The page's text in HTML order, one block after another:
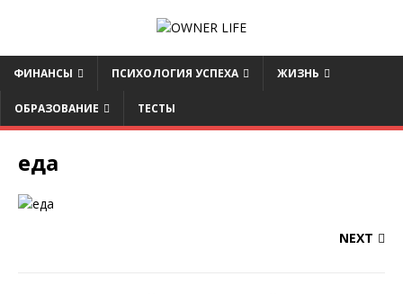
ФИНАНСЫ ПСИХОЛОГИЯ УСПЕХА ЖИЗНЬ
ОБРАЗОВАНИЕ ТЕСТЫ
еда
NEXT